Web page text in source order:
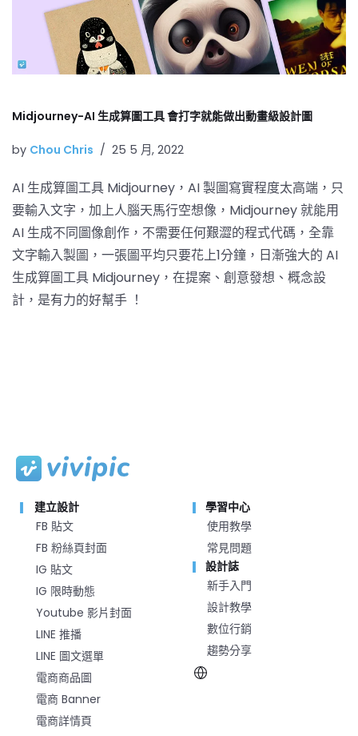
Midjourney-AI 生成算圖工具 會打字就能做出動畫級設計圖
by Chou Chris 25 5 月, 2022
AI 生成算圖工具 Midjourney，AI 製圖寫實程度太高端，只
要輸入文字，加上人腦天馬行空想像，Midjourney 就能用
AI 生成不同圖像創作，不需要任何艱澀的程式代碼，全靠
文字輸入製圖，一張圖平均只要花上1分鐘，日漸強大的 AI
生成算圖工具 Midjourney，在提案、創意發想、概念設
計，是有力的好幫手 ！
建立設計
FB 貼文
FB 粉絲頁封面
IG 貼文
IG 限時動態
Youtube 影片封面
LINE 推播
LINE 圖文選單
電商商品圖
電商 Banner
電商詳情頁
學習中心
使用教學
常見問題
設計誌
新手入門
設計教學
數位行銷
趨勢分享